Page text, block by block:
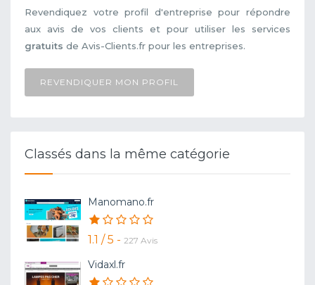
Revendiquez votre profil d'entreprise pour répondre
aux avis de vos clients et pour utiliser les services
gratuits de Avis-Clients.fr pour les entreprises.
REVENDIQUER MON PROFIL
Classés dans la même catégorie
Manomano.fr
1.1 / 5 - 227 Avis
Vidaxl.fr